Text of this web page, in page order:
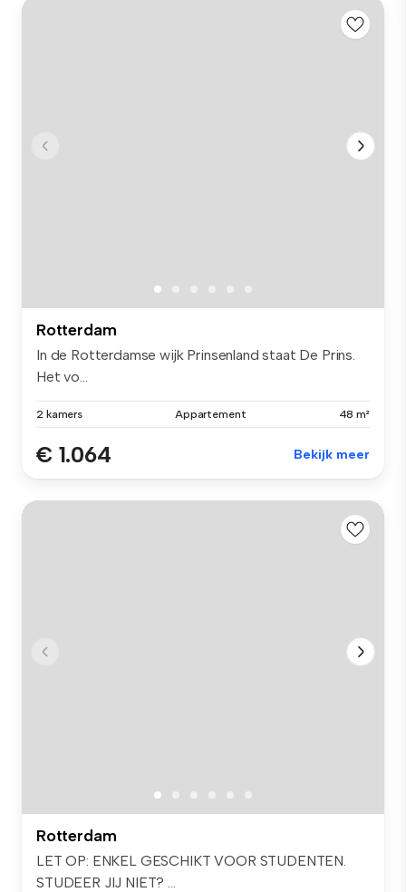
Rotterdam
In de Rotterdamse wijk Prinsenland staat De Prins.
Het vo...
2 kamers Appartement 48 m²
€ 1.064 Bekijk meer
Rotterdam
LET OP: ENKEL GESCHIKT VOOR STUDENTEN.
STUDEER JIJ NIET? ...